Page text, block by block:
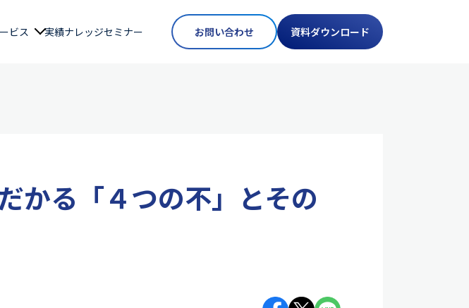
ビス 実績ナレッジセミナー お問い合わせ 資料ダウンロード
かる「４つの不」とその